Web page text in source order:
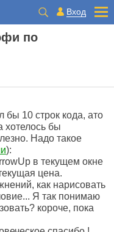
Вход
по
бы 10 строк кода, ато
хотелось бы
Надо такое
):
в текущем окне
цена.
как нарисовать
Я так понимаю
короче, пока